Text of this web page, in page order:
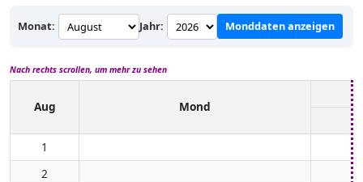
Monat: Jahr: Monddaten anzeigen
Nach rechts scrollen, um mehr zu sehen
Aug Mond
1
2